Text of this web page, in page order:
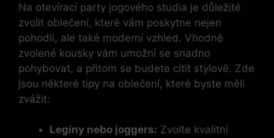
Na otevírací party jogového studia je důležité
zvolit oblečení, které vám poskytne nejen
pohodlí, ale také moderní vzhled. Vhodně
zvolené kousky vám umožní se snadno
pohybovat, a přitom se budete cítit stylově. Zde
jsou některé tipy na oblečení, které byste měli
zvážit:
Legíny nebo joggers: Zvolte kvalitní